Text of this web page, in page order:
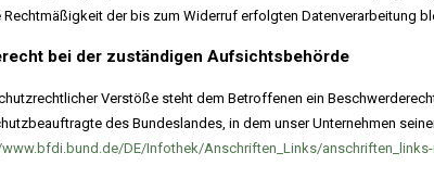
Rechtmäßigkeit der bis zum Widerruf erfolgten Datenverarbeitung
bei der zuständigen Aufsichtsbehörde
Verstöße steht dem Betroffenen ein
des Bundeslandes, in dem unser Unternehmen
DE/Infothek/Anschriften_Links/anschriften_links-